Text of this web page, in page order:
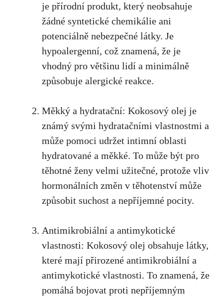
je přírodní produkt, který neobsahuje
žádné​ syntetické chemikálie ani
potenciálně nebezpečné látky. Je
hypoalergenní, což znamená, že je
vhodný pro většinu lidí a minimálně
způsobuje alergické reakce.
Měkký a hydratační: Kokosový olej je
známý svými hydratačními ‌vlastnostmi a
může pomoci udržet intimní oblasti
hydratované a měkké.‌ To může být pro
těhotné ženy ⁣velmi užitečné, protože vliv
hormonálních​ změn v těhotenství může
způsobit suchost ‌a nepříjemné pocity.
Antimikrobiální a antimykotické
vlastnosti: Kokosový olej obsahuje látky,
které mají přirozené antimikrobiální a
antimykotické vlastnosti. To znamená, že
pomáhá bojovat proti nepříjemným